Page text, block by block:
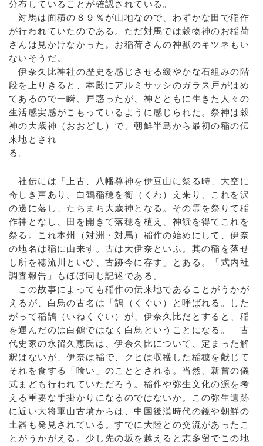
分布していることが確認されている。
対馬は面積の８９％が山地なので、わずかな田で稲作
が行われていたのである。ただ対馬では穀物神のお稲荷
さんは見かけなかった。お稲荷さんの神獣のキツネもい
ないそうだ。
伊奈久比神社の歴史を感じさせる緩やかな石組みの階
段を上りきると、本殿にアルミサッシのガラス戸がはめ
てあるので一瞬、戸惑ったが、神とともに生きた人々の
生活感実感がこもっているように感じられた。祭神は穀
神の大歳神（おおどし）で、朝鮮半島から最初の稲の伝
来地とされ
る。
社伝には「上古、八幡尊神を伊豆山に祭る時、大空に
奇しき声あり。白鶴稲穂を銜（くわ）え来り、これを沢
の邊に落し、たちまち大歳神となる。その霊を祭りて稲
作神となし、田を開きて落穂を植え、神饌を得てこれを
祭る。これ本州（対洲・対馬）稲作の始めにして、伊奈
の地名は稲に由来す。古は大伊奈といふ。其の稲を落せ
し所を穂流川といひ、古跡今に存す」とある。「式内社
調査報告」もほぼ同じ記述である。
この故事によっても稲作の伝来地であることがうかが
えるが、白鳥の古名は「鵠（くぐい）と呼ばれる。した
がって稲鵠（いねくぐい）が、伊奈久比だとすると、稲
を運んだのは白鶴ではなく白鳥ということになる。 古
代史家の永留久恵氏は、伊奈久比について、定まった解
釈はないが、伊奈は稲で、クヒは収穫した稲穂を献じて
それを食する「喰い」のこととされる。当然、新嘗の儀
式まども行われていただろう。稲作や弥生文化の源を考
える重要な手掛かりになるのではないか。この弥生遺跡
に近い大将軍山古墳からは、中国後漢時代の鏡や朝鮮の
土器も発見されている。すでに大陸との交流があったこ
とがうかがえる。少し先の坂を越えると志多留でこの地